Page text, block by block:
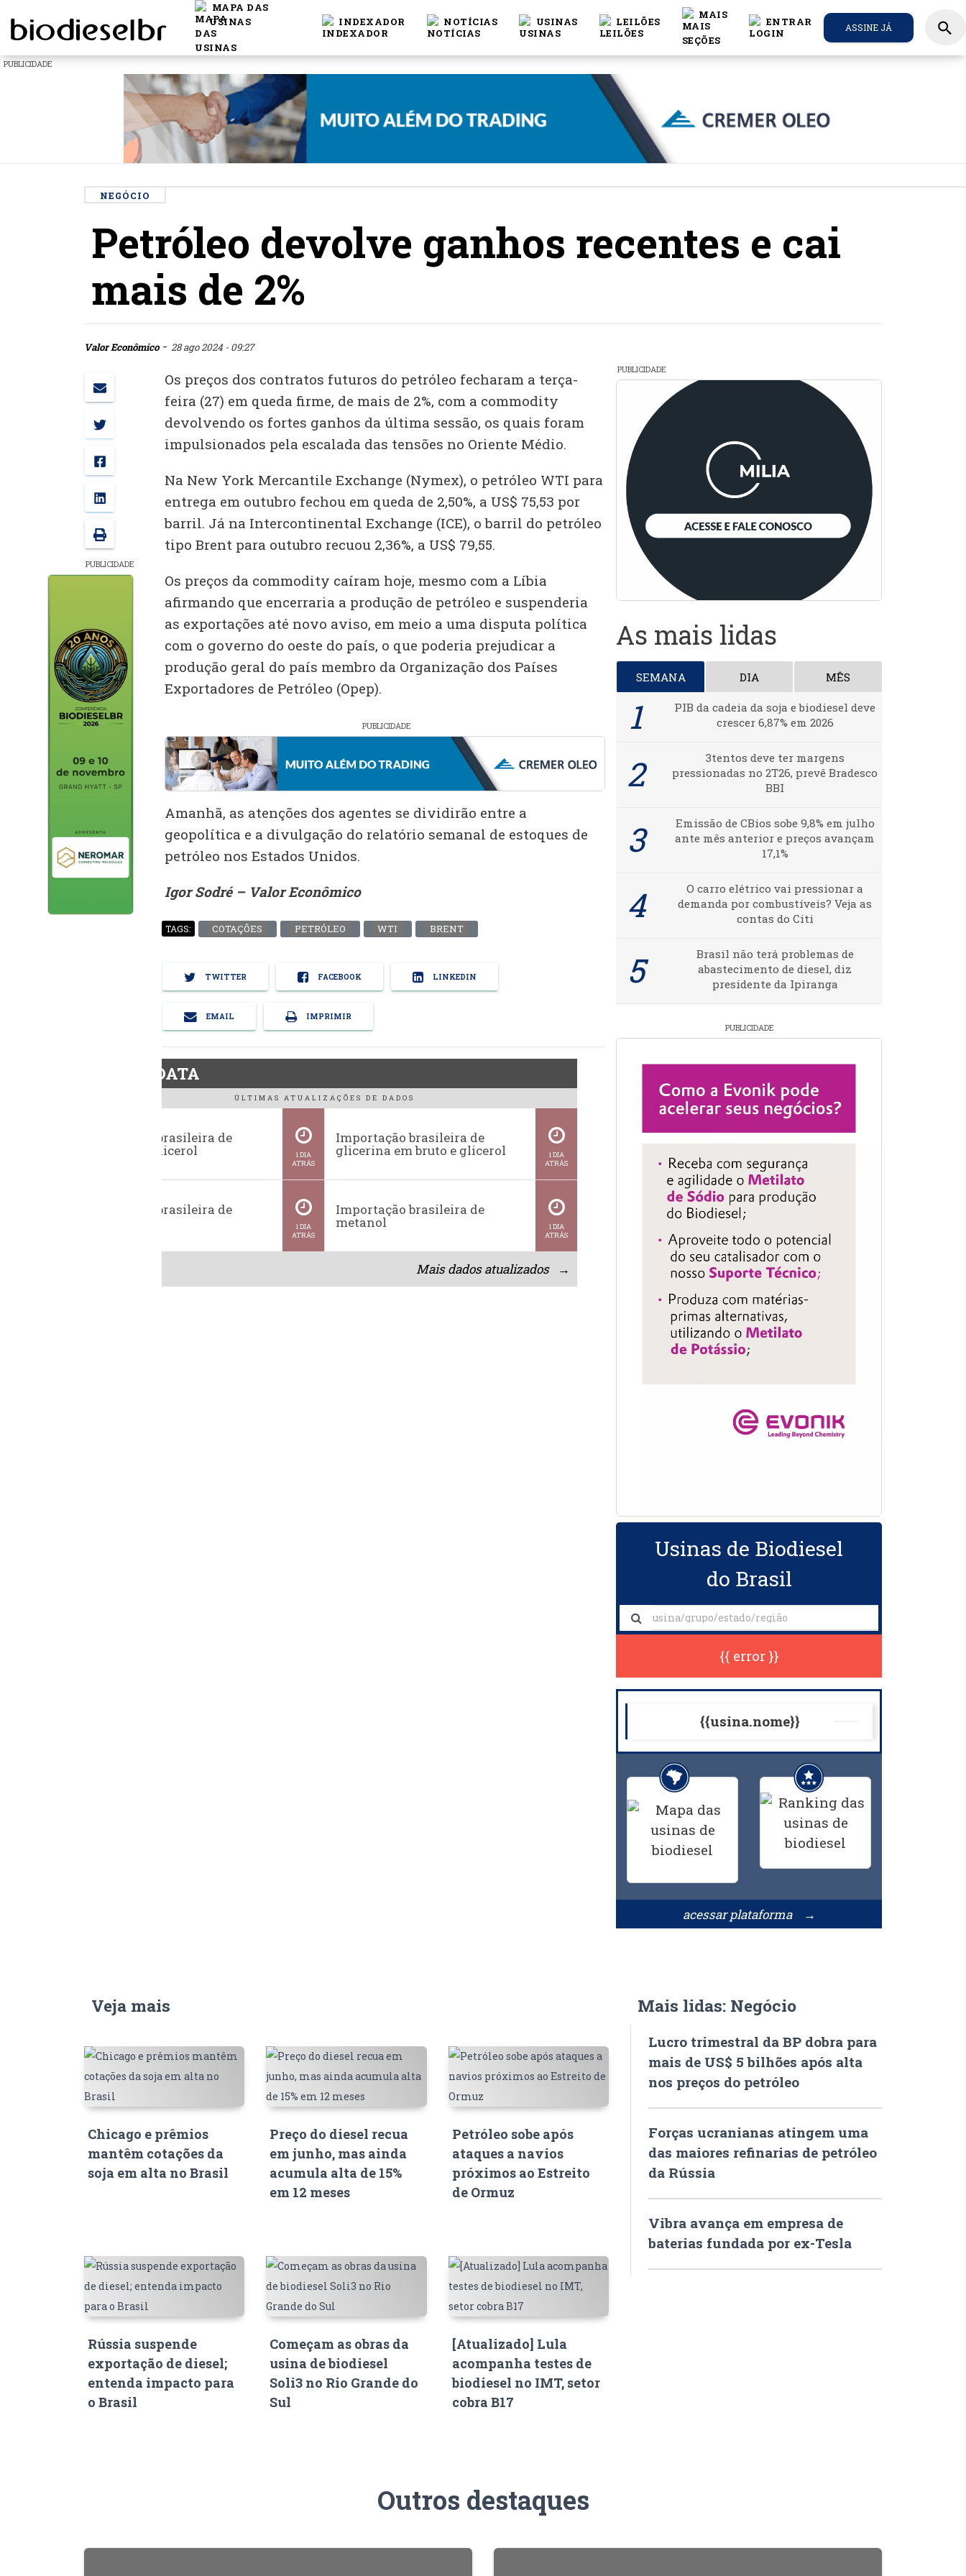
MAPA DAS
USINAS
INDEXADOR NOTÍCIAS USINAS LEILÕES
MAIS
ENTRAR ASSINE JÁ search
PUBLICIDADE
NEGÓCIO
Petróleo devolve ganhos recentes e cai
mais de 2%
Valor Econômico- 28 ago 2024 - 09:27
PUBLICIDADE
Os preços dos contratos futuros do petróleo fecharam a terça-
feira (27) em queda firme, de mais de 2%, com a commodity
devolvendo os fortes ganhos da última sessão, os quais foram
impulsionados pela escalada das tensões no Oriente Médio.
Na New York Mercantile Exchange (Nymex), o petróleo WTI para
entrega em outubro fechou em queda de 2,50%, a US$ 75,53 por
barril. Já na Intercontinental Exchange (ICE), o barril do petróleo
tipo Brent para outubro recuou 2,36%, a US$ 79,55.
Os preços da commodity caíram hoje, mesmo com a Líbia
afirmando que encerraria a produção de petróleo e suspenderia
as exportações até novo aviso, em meio a uma disputa política
com o governo do oeste do país, o que poderia prejudicar a
produção geral do país membro da Organização dos Países
Exportadores de Petróleo (Opep).
PUBLICIDADE
Amanhã, as atenções dos agentes se dividirão entre a
geopolítica e a divulgação do relatório semanal de estoques de
petróleo nos Estados Unidos.
Igor Sodré – Valor Econômico
TAGS: COTAÇÕES PETRÓLEO WTI BRENT
TWITTER FACEBOOK LINKEDIN
EMAIL IMPRIMIR
BiodieselDATA
ÚLTIMAS ATUALIZAÇÕES DE DADOS
Exportação brasileira de
glicerina e glicerol
1 DIA
ATRÁS
Importação brasileira de
glicerina em bruto e glicerol
1 DIA
ATRÁS
Exportação brasileira de
1 DIA
ATRÁS
Importação brasileira de
metanol
1 DIA
ATRÁS
Mais dados atualizados →
PUBLICIDADE
As mais lidas
SEMANA DIA MÊS
PIB da cadeia da soja e biodiesel deve
crescer 6,87% em 2026
3tentos deve ter margens
pressionadas no 2T26, prevê Bradesco
BBI
Emissão de CBios sobe 9,8% em julho
ante mês anterior e preços avançam
17,1%
O carro elétrico vai pressionar a
demanda por combustíveis? Veja as
contas do Citi
Brasil não terá problemas de
abastecimento de diesel, diz
presidente da Ipiranga
PUBLICIDADE
Usinas de Biodiesel
do Brasil
{{ error }}
{{usina.nome}}
acessar plataforma →
Veja mais
Chicago e prêmios
mantêm cotações da
soja em alta no Brasil
Preço do diesel recua
em junho, mas ainda
acumula alta de 15%
em 12 meses
Petróleo sobe após
ataques a navios
próximos ao Estreito
de Ormuz
Rússia suspende
exportação de diesel;
entenda impacto para
o Brasil
Começam as obras da
usina de biodiesel
Soli3 no Rio Grande do
Sul
[Atualizado] Lula
acompanha testes de
biodiesel no IMT, setor
cobra B17
Mais lidas: Negócio
Lucro trimestral da BP dobra para
mais de US$ 5 bilhões após alta
nos preços do petróleo
Forças ucranianas atingem uma
das maiores refinarias de petróleo
da Rússia
Vibra avança em empresa de
baterias fundada por ex-Tesla
Outros destaques